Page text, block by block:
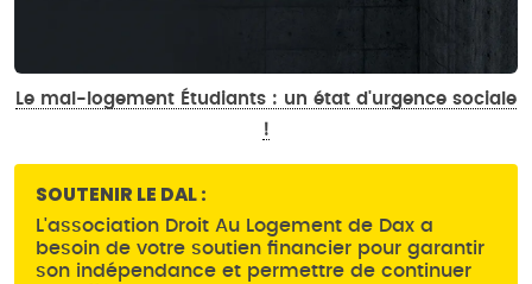
Le mal-logement Étudiants : un état d'urgence sociale
!
SOUTENIR LE DAL :
L'association Droit Au Logement de Dax a
besoin de votre soutien financier pour garantir
son indépendance et permettre de continuer